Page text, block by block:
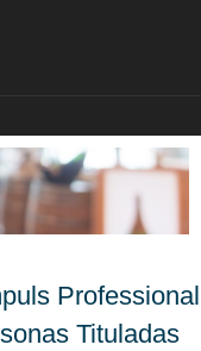
Professional
Tituladas